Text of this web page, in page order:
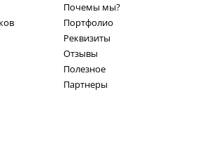
Почемы мы?
Портфолио
Реквизиты
Отзывы
Полезное
Партнеры